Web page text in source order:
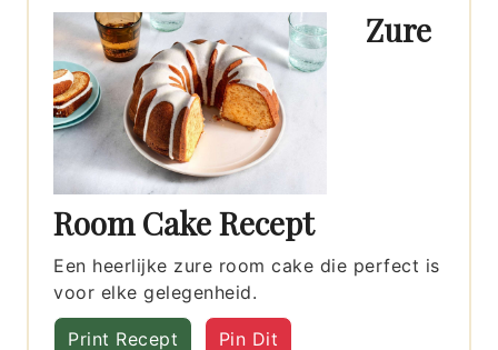
Zure
Room Cake Recept
Een heerlijke zure room cake die perfect is
voor elke gelegenheid.
Print Recept Pin Dit